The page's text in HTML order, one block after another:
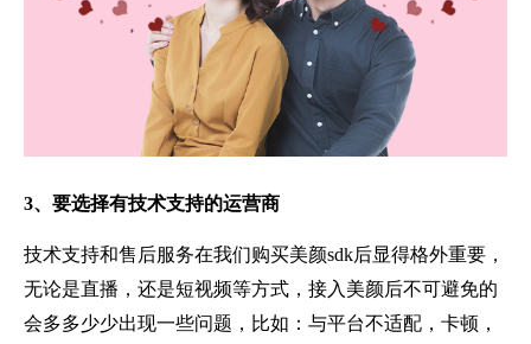
3、要选择有技术支持的运营商
技术支持和售后服务在我们购买美颜sdk后显得格外重要，
无论是直播，还是短视频等方式，接入美颜后不可避免的
会多多少少出现一些问题，比如：与平台不适配，卡顿，